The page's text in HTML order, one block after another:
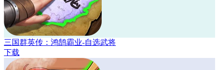
三国群英传：鸿鹄霸业-自选武将
下载